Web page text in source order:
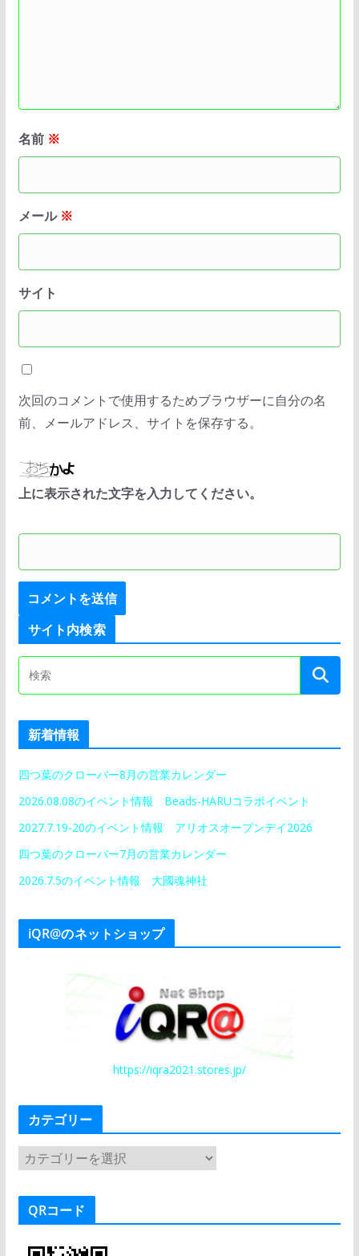
名前 ※
メール ※
サイト
次回のコメントで使用するためブラウザーに自分の名
前、メールアドレス、サイトを保存する。
上に表示された文字を入力してください。
サイト内検索
新着情報
四つ葉のクローバー8月の営業カレンダー
2026.08.08のイベント情報 Beads-HARUコラボイベント
2027.7.19-20のイベント情報 アリオスオープンデイ2026
四つ葉のクローバー7月の営業カレンダー
2026.7.5のイベント情報 大國魂神社
iQR@のネットショップ
https://iqra2021.stores.jp/
カテゴリー
カ
テ
ゴ
QRコード